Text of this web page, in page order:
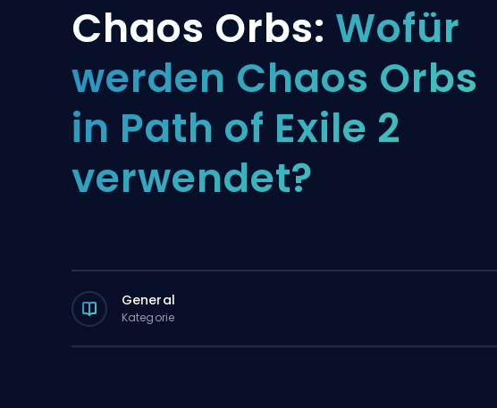
Division Boost
Teammate
Chaos Orbs: Wofür
werden Chaos Orbs
in Path of Exile 2
verwendet?
General
Kategorie